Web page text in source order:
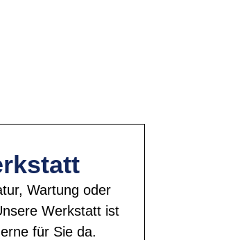
Wartung oder
Werkstatt ist
für Sie da.